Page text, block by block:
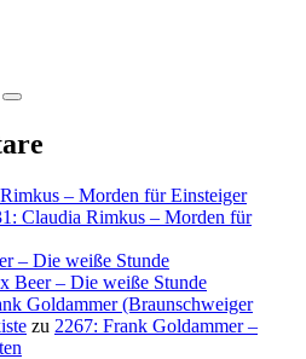
Suchen
– Morden für Einsteiger
Claudia Rimkus – Morden für
– Die weiße Stunde
Beer – Die weiße Stunde
Goldammer (Braunschweiger
zu 2267: Frank Goldammer –